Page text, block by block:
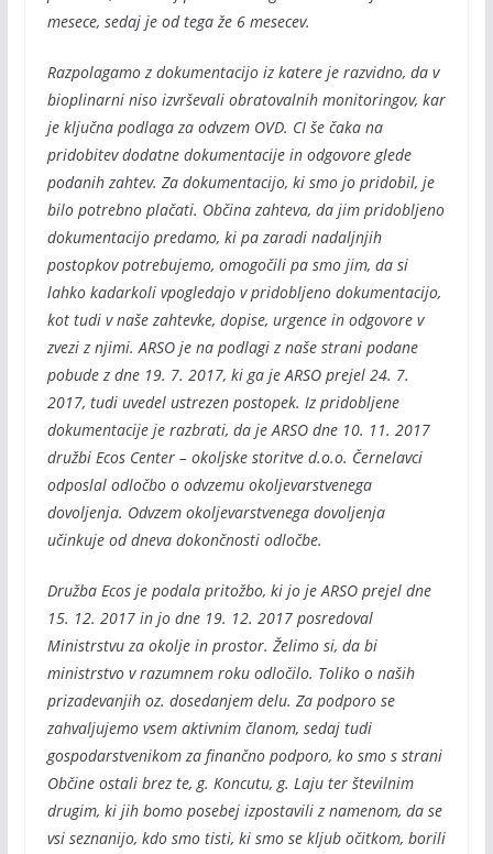
mesece, sedaj je od tega že 6 mesecev.
Razpolagamo z dokumentacijo iz katere je razvidno, da v
bioplinarni niso izvrševali obratovalnih monitoringov, kar
je ključna podlaga za odvzem OVD. CI še čaka na
pridobitev dodatne dokumentacije in odgovore glede
podanih zahtev. Za dokumentacijo, ki smo jo pridobil, je
bilo potrebno plačati. Občina zahteva, da jim pridobljeno
dokumentacijo predamo, ki pa zaradi nadaljnjih
postopkov potrebujemo, omogočili pa smo jim, da si
lahko kadarkoli vpogledajo v pridobljeno dokumentacijo,
kot tudi v naše zahtevke, dopise, urgence in odgovore v
zvezi z njimi. ARSO je na podlagi z naše strani podane
pobude z dne 19. 7. 2017, ki ga je ARSO prejel 24. 7.
2017, tudi uvedel ustrezen postopek. Iz pridobljene
dokumentacije je razbrati, da je ARSO dne 10. 11. 2017
družbi Ecos Center – okoljske storitve d.o.o. Černelavci
odposlal odločbo o odvzemu okoljevarstvenega
dovoljenja. Odvzem okoljevarstvenega dovoljenja
učinkuje od dneva dokončnosti odločbe.
Družba Ecos je podala pritožbo, ki jo je ARSO prejel dne
15. 12. 2017 in jo dne 19. 12. 2017 posredoval
Ministrstvu za okolje in prostor. Želimo si, da bi
ministrstvo v razumnem roku odločilo. Toliko o naših
prizadevanjih oz. dosedanjem delu. Za podporo se
zahvaljujemo vsem aktivnim članom, sedaj tudi
gospodarstvenikom za finančno podporo, ko smo s strani
Občine ostali brez te, g. Koncutu, g. Laju ter številnim
drugim, ki jih bomo posebej izpostavili z namenom, da se
vsi seznanijo, kdo smo tisti, ki smo se kljub očitkom, borili